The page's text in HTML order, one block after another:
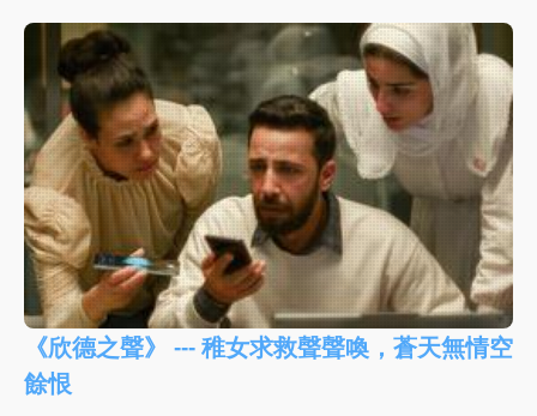
《欣德之聲》 --- 稚女求救聲聲喚，蒼天無情空
餘恨